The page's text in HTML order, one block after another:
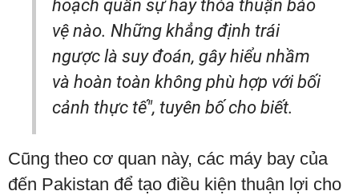
hoạch quân sự hay thỏa thuận bảo
vệ nào. Những khẳng định trái
ngược là suy đoán, gây hiểu nhầm
và hoàn toàn không phù hợp với bối
cảnh thực tế", tuyên bố cho biết.
Cũng theo cơ quan này, các máy bay của
đến Pakistan để tạo điều kiện thuận lợi cho